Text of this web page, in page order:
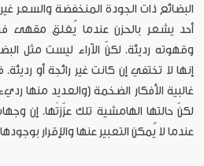
البضائع ذات الجودة المنخفضة والسعر
أحد يشعر بالحزن عندما يُغلق مقهى
وقهوته رديئة. لكنّ الآراء ليست مثل
إنها لا تختفي إن كانت غير رائجة أو رديئة.
غالبية الأفكار الضخمة (والعديد منها
لكنّ حالتها الهامشية تلك عزّزتْها. إن
عندما لا يُمكن التعبير عنها والإقرار